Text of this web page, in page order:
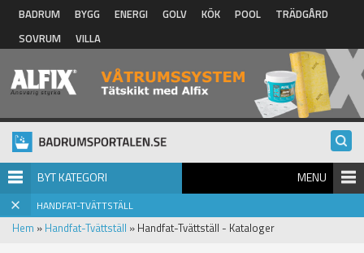
Hoppa till huvudinnehåll
BADRUM BYGG ENERGI GOLV KÖK POOL
TRÄDGÅRD
SOVRUM
VILLA
BYT KATEGORI MENU
HANDFAT-TVÄTTSTÄLL
Hem » Handfat-Tvättställ » Handfat-Tvättställ - Kataloger